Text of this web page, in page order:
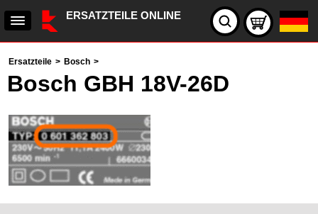
ERSATZTEILE ONLINE
Ersatzteile > Bosch >
Bosch GBH 18V-26D